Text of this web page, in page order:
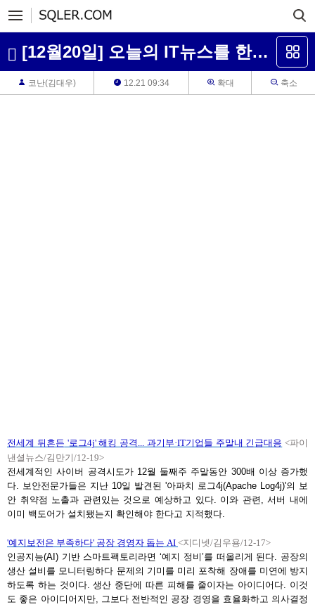
[12월20일] 오늘의 IT뉴스를 한눈에 보는 - 이바닥 뉴스
코난(김대우) 12.21 09:34 확대 축소
전세계 뒤흔든 '로그4j' 해킹 공격... 과기부·IT기업들 주말내 긴급대응 <파이
낸셜뉴스/김만기/12-19>
전세계적인 사이버 공격시도가 12월 둘째주 주말동안 300배 이상 증가했
다. 보안전문가들은 지난 10일 발견된 '아파치 로그4j(Apache Log4j)'의 보
안 취약점 노출과 관련있는 것으로 예상하고 있다. 이와 관련, 서버 내에
이미 백도어가 설치됐는지 확인해야 한다고 지적했다.
'예지보전은 부족하다' 공장 경영자 돕는 AI <지디넷/김우용/12-17>
인공지능(AI) 기반 스마트팩토리라면 ‘예지 정비’를 떠올리게 된다. 공장의
생산 설비를 모니터링하다 문제의 기미를 미리 포착해 장애를 미연에 방지
하도록 하는 것이다. 생산 중단에 따른 피해를 줄이자는 아이디어다. 이것
도 좋은 아이디어지만, 그보다 전반적인 공장 경영을 효율화하고 의사결정